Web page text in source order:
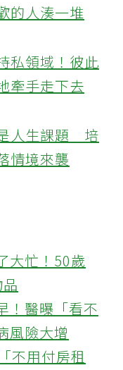
的人湊一堆
私領域！彼此
牽手走下去
人生課題 培
情境來襲
大忙！50歲
！醫曝「看不
風險大增
不用付房租